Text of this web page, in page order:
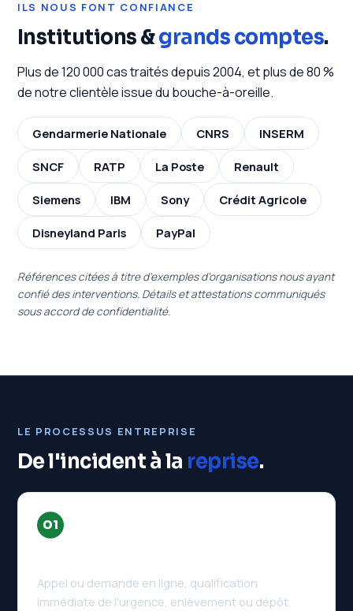
ILS NOUS FONT CONFIANCE
Institutions &grands comptes.
Plus de 120 000 cas traités depuis 2004, et plus de 80 %
de notre clientèle issue du bouche-à-oreille.
Gendarmerie Nationale CNRS INSERM
SNCF RATP La Poste Renault
Siemens IBM Sony Crédit Agricole
Disneyland Paris PayPal
Références citées à titre d'exemples d'organisations nous ayant
confié des interventions. Détails et attestations communiqués
sous accord de confidentialité.
LE PROCESSUS ENTREPRISE
De l'incident à la reprise.
01
Appel ou demande en ligne, qualification
immédiate de l'urgence, enlèvement ou dépôt.